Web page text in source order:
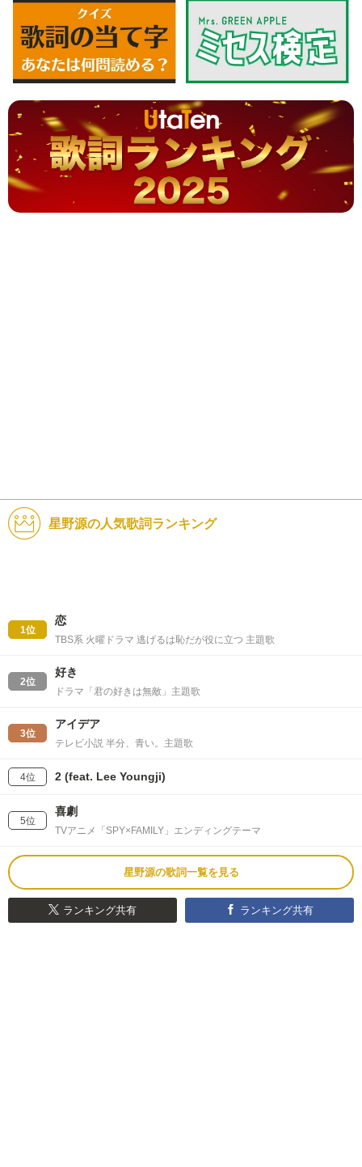
星野源の人気歌詞ランキング
1位
恋
TBS系 火曜ドラマ 逃げるは恥だが役に立つ 主題歌
2位
好き
ドラマ「君の好きは無敵」主題歌
3位
アイデア
テレビ小説 半分、青い。主題歌
4位 2 (feat. Lee Youngji)
5位
喜劇
TVアニメ「SPY×FAMILY」エンディングテーマ
星野源の歌詞一覧を見る
ランキング共有 ランキング共有